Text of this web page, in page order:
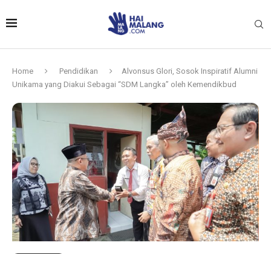
Home Pendidikan
Alvonsus Glori, Sosok Inspiratif Alumni
Unikama yang Diakui Sebagai “SDM Langka” oleh Kemendikbud